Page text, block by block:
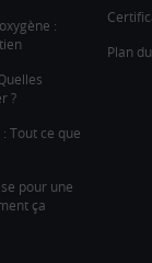
:
?
Tout ce que
pour une
ça
Plan